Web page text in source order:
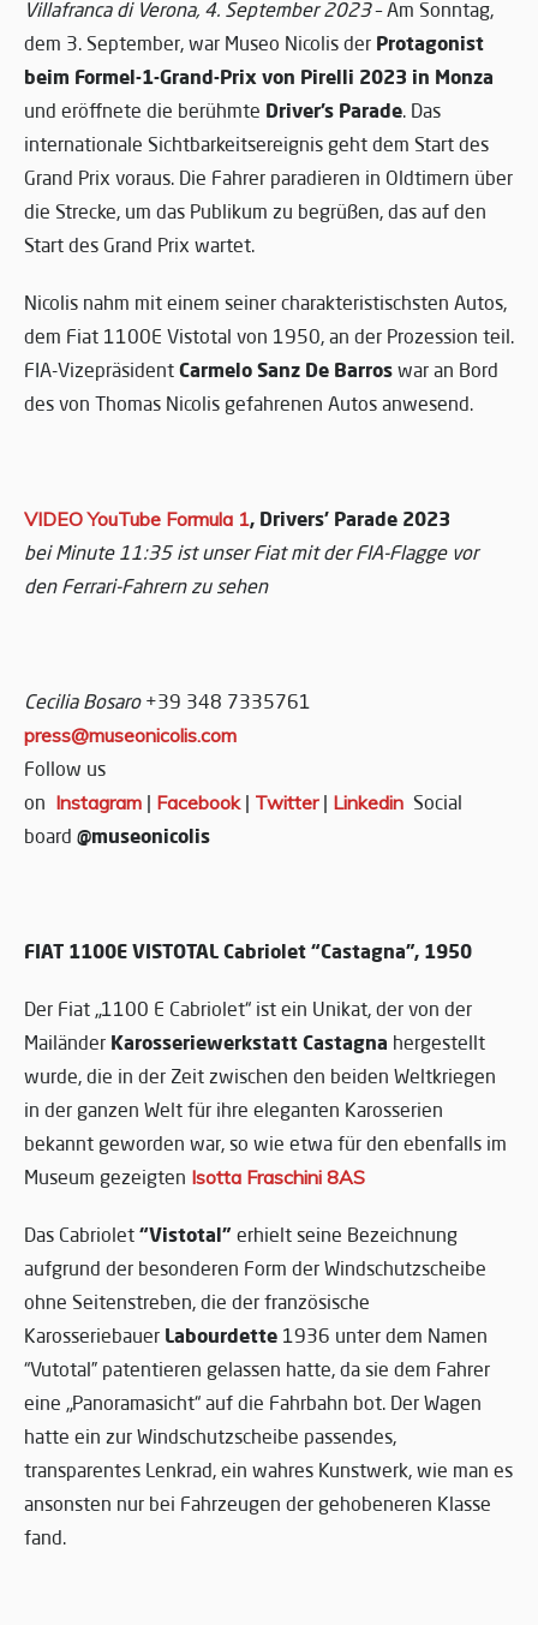
Villafranca di Verona, 4. September 2023– Am Sonntag,
dem 3. September, war Museo Nicolis der Protagonist
beim Formel-1-Grand-Prix von Pirelli 2023 in Monza
und eröffnete die berühmte Driver’s Parade. Das
internationale Sichtbarkeitsereignis geht dem Start des
Grand Prix voraus. Die Fahrer paradieren in Oldtimern über
die Strecke, um das Publikum zu begrüßen, das auf den
Start des Grand Prix wartet.
Nicolis nahm mit einem seiner charakteristischsten Autos,
dem Fiat 1100E Vistotal von 1950, an der Prozession teil.
FIA-Vizepräsident Carmelo Sanz De Barros war an Bord
des von Thomas Nicolis gefahrenen Autos anwesend.
VIDEO YouTube Formula 1, Drivers’ Parade 2023
bei Minute 11:35 ist unser Fiat mit der FIA-Flagge vor
den Ferrari-Fahrern zu sehen
Cecilia Bosaro+39 348 7335761
press@museonicolis.com
Follow us
on Instagram | Facebook| Twitter| Linkedin Social
board @museonicolis
FIAT 1100E VISTOTAL Cabriolet “Castagna”, 1950
Der Fiat „1100 E Cabriolet“ ist ein Unikat, der von der
Mailänder Karosseriewerkstatt Castagna hergestellt
wurde, die in der Zeit zwischen den beiden Weltkriegen
in der ganzen Welt für ihre eleganten Karosserien
bekannt geworden war, so wie etwa für den ebenfalls im
Museum gezeigten Isotta Fraschini 8AS
Das Cabriolet “Vistotal” erhielt seine Bezeichnung
aufgrund der besonderen Form der Windschutzscheibe
ohne Seitenstreben, die der französische
Karosseriebauer Labourdette 1936 unter dem Namen
“Vutotal” patentieren gelassen hatte, da sie dem Fahrer
eine „Panoramasicht“ auf die Fahrbahn bot. Der Wagen
hatte ein zur Windschutzscheibe passendes,
transparentes Lenkrad, ein wahres Kunstwerk, wie man es
ansonsten nur bei Fahrzeugen der gehobeneren Klasse
fand.